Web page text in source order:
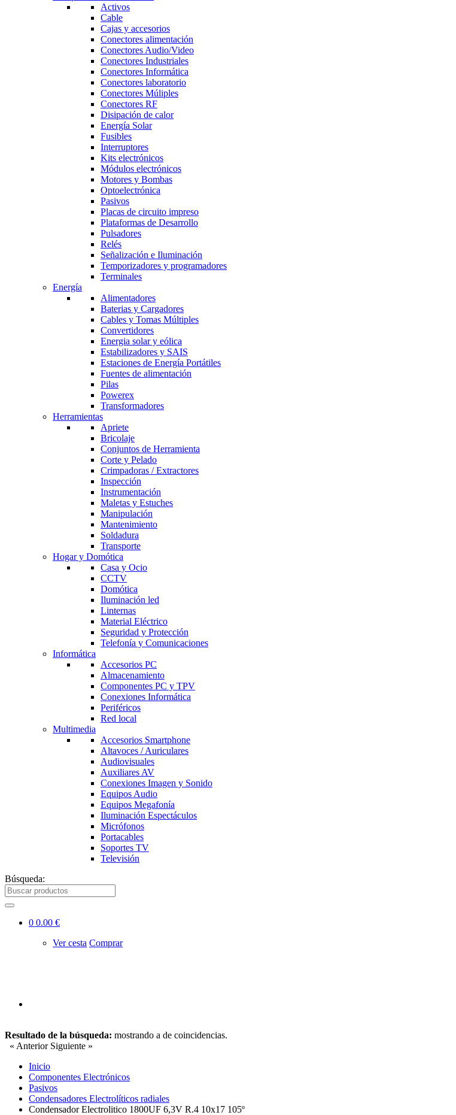
Activos
Cable
Cajas y accesorios
Conectores alimentación
Conectores Audio/Video
Conectores Industriales
Conectores Informática
Conectores laboratorio
Conectores Múliples
Conectores RF
Disipación de calor
Energía Solar
Fusibles
Interruptores
Kits electrónicos
Módulos electrónicos
Motores y Bombas
Optoelectrónica
Pasivos
Placas de circuito impreso
Plataformas de Desarrollo
Pulsadores
Relés
Señalización e Iluminación
Temporizadores y programadores
Terminales
Energía
Alimentadores
Baterias y Cargadores
Cables y Tomas Múltiples
Convertidores
Energia solar y eólica
Estabilizadores y SAIS
Estaciones de Energía Portátiles
Fuentes de alimentación
Pilas
Powerex
Transformadores
Herramientas
Apriete
Bricolaje
Conjuntos de Herramienta
Corte y Pelado
Crimpadoras / Extractores
Inspección
Instrumentación
Maletas y Estuches
Manipulación
Mantenimiento
Soldadura
Transporte
Hogar y Domótica
Casa y Ocio
CCTV
Domótica
Iluminación led
Linternas
Material Eléctrico
Seguridad y Protección
Telefonía y Comunicaciones
Informática
Accesorios PC
Almacenamiento
Componentes PC y TPV
Conexiones Informática
Periféricos
Red local
Multimedia
Accesorios Smartphone
Altavoces / Auriculares
Audiovisuales
Auxiliares AV
Conexiones Imagen y Sonido
Equipos Audio
Equipos Megafonía
Iluminación Espectáculos
Micrófonos
Portacables
Soportes TV
Televisión
Búsqueda:
0 0.00 €
Ver cesta Comprar
Resultado de la búsqueda: mostrando a de coincidencias.
« Anterior Siguiente »
Inicio
Componentes Electrónicos
Pasivos
Condensadores Electrolíticos radiales
Condensador Electrolitico 1800UF 6,3V R.4 10x17 105º